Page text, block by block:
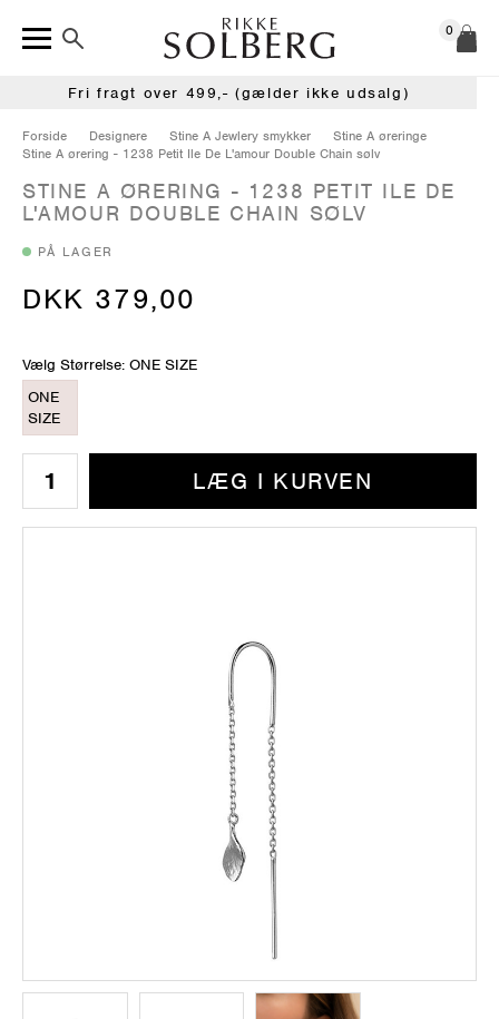
0
Fri fragt over 499,- (gælder ikke udsalg)
Forside Designere Stine A Jewlery smykker
Stine A øreringe
Stine A ørering - 1238 Petit Ile De L'amour Double Chain sølv
STINE A ØRERING - 1238 PETIT ILE DE
L'AMOUR DOUBLE CHAIN SØLV
PÅ LAGER
DKK 379,00
Vælg Størrelse: ONE SIZE
ONE
SIZE
LÆG I KURVEN